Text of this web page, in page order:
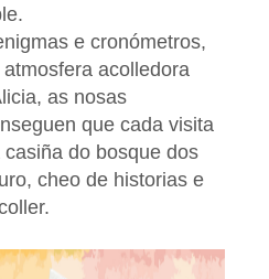
e cronómetros,
acolledora
as nosas
que cada visita
do bosque dos
cheo de historias e